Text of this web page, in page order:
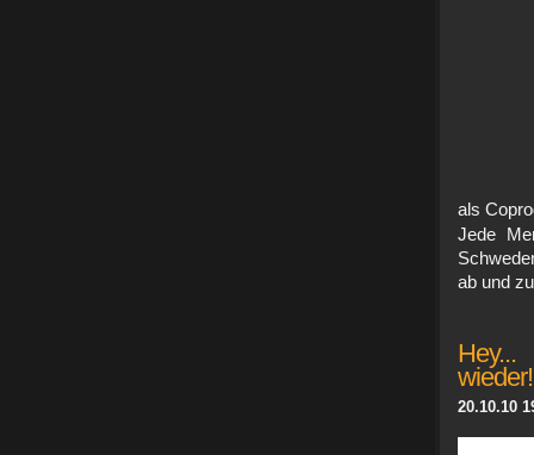
als
Jede
ab und
Hey...
20.10.10